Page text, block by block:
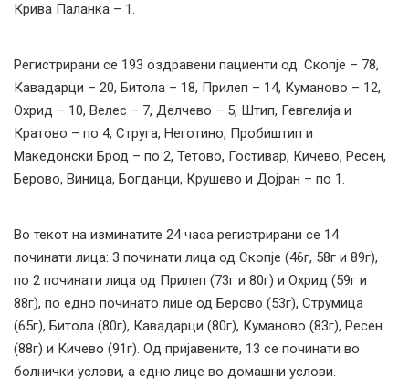
Крива Паланка – 1.
Регистрирани сe 193 оздравени пациенти од: Скопје – 78,
Кавадарци – 20, Битола – 18, Прилеп – 14, Куманово – 12,
Охрид – 10, Велес – 7, Делчево – 5, Штип, Гевгелија и
Кратово – по 4, Струга, Неготино, Пробиштип и
Македонски Брод – по 2, Тетово, Гостивар, Кичево, Ресен,
Берово, Виница, Богданци, Крушево и Дојран – по 1.
Во текот на изминатите 24 часа регистрирани се 14
починати лица: 3 починати лица од Скопје (46г, 58г и 89г),
по 2 починати лица од Прилеп (73г и 80г) и Охрид (59г и
88г), по едно починато лице од Берово (53г), Струмица
(65г), Битола (80г), Кавадарци (80г), Куманово (83г), Ресен
(88г) и Кичево (91г). Од пријавените, 13 се починати во
болнички услови, а едно лице во домашни услови.